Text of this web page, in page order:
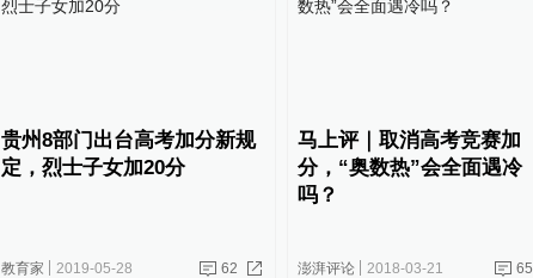
贵州8部门出台高考加分新规
定，烈士子女加20分
教育家 2019-05-28 62
马上评｜取消高考竞赛加
分，“奥数热”会全面遇冷
吗？
澎湃评论 2018-03-21 65